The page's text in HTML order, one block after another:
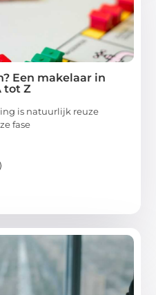
Een makelaar in
tot Z
is natuurlijk reuze
fase